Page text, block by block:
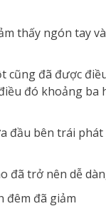
thấy ngón tay
cũng đã được
đó khoảng ba
đầu bên trái phát
đã trở nên dễ
đêm đã giảm